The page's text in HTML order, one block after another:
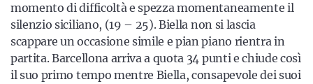
momento di difficoltà e spezza momentaneamente il
silenzio siciliano, (19 – 25). Biella non si lascia
scappare un occasione simile e pian piano rientra in
partita. Barcellona arriva a quota 34 punti e chiude così
il suo primo tempo mentre Biella, consapevole dei suoi